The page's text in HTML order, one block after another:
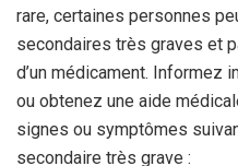
rare, certaines personnes
secondaires très graves et
d’un médicament. Informez
ou obtenez une aide
signes ou symptômes
secondaire très grave :